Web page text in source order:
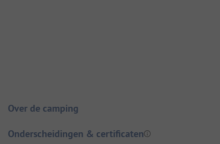
Over de camping
Onderscheidingen & certificaten